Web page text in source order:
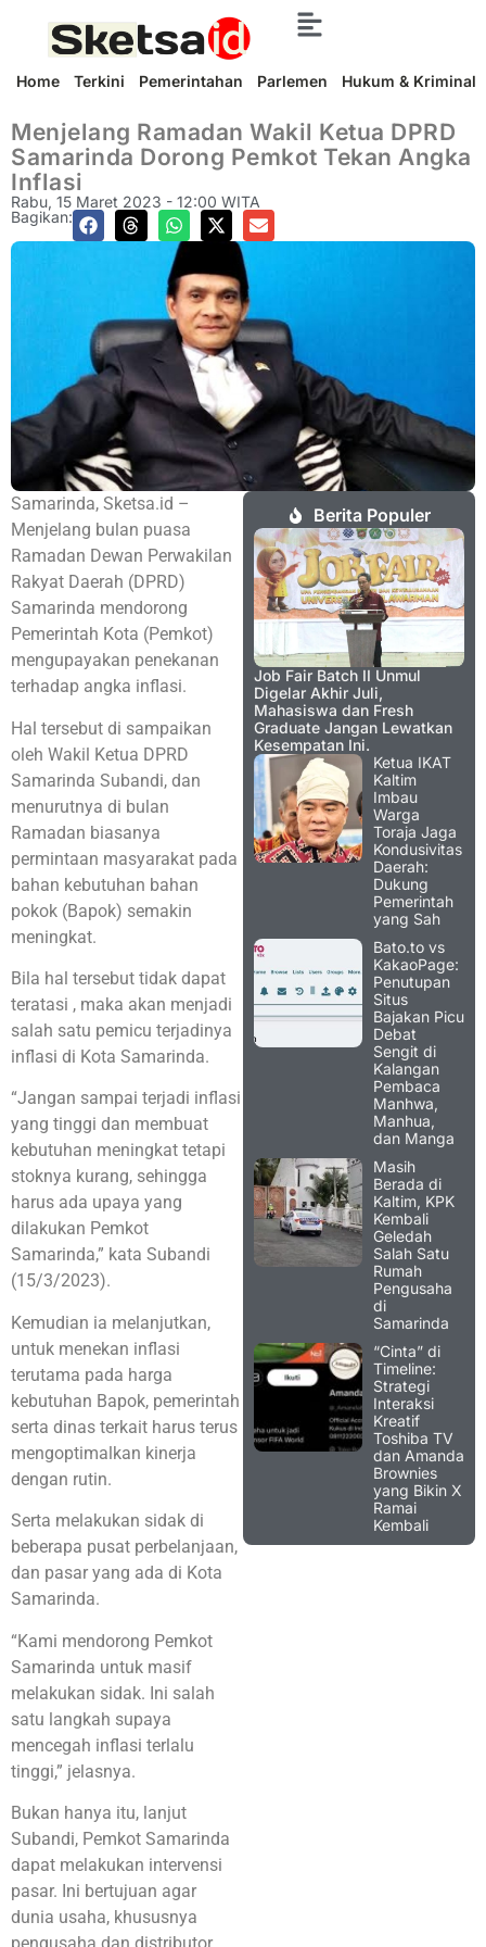
Home Terkini Pemerintahan Parlemen Hukum & Kriminal
Menjelang Ramadan Wakil Ketua DPRD
Samarinda Dorong Pemkot Tekan Angka
Inflasi
Rabu, 15 Maret 2023 - 12:00 WITA
Bagikan:
Samarinda, Sketsa.id –
Menjelang bulan puasa
Ramadan Dewan Perwakilan
Rakyat Daerah (DPRD)
Samarinda mendorong
Pemerintah Kota (Pemkot)
mengupayakan penekanan
terhadap angka inflasi.
Hal tersebut di sampaikan
oleh Wakil Ketua DPRD
Samarinda Subandi, dan
menurutnya di bulan
Ramadan biasanya
permintaan masyarakat pada
bahan kebutuhan bahan
pokok (Bapok) semakin
meningkat.
Bila hal tersebut tidak dapat
teratasi , maka akan menjadi
salah satu pemicu terjadinya
inflasi di Kota Samarinda.
“Jangan sampai terjadi inflasi
yang tinggi dan membuat
kebutuhan meningkat tetapi
stoknya kurang, sehingga
harus ada upaya yang
dilakukan Pemkot
Samarinda,” kata Subandi
(15/3/2023).
Kemudian ia melanjutkan,
untuk menekan inflasi
terutama pada harga
kebutuhan Bapok, pemerintah
serta dinas terkait harus terus
mengoptimalkan kinerja
dengan rutin.
Serta melakukan sidak di
beberapa pusat perbelanjaan,
dan pasar yang ada di Kota
Samarinda.
“Kami mendorong Pemkot
Samarinda untuk masif
melakukan sidak. Ini salah
satu langkah supaya
mencegah inflasi terlalu
tinggi,” jelasnya.
Bukan hanya itu, lanjut
Subandi, Pemkot Samarinda
dapat melakukan intervensi
pasar. Ini bertujuan agar
dunia usaha, khususnya
Berita Populer
Job Fair Batch II Unmul
Digelar Akhir Juli,
Mahasiswa dan Fresh
Graduate Jangan Lewatkan
Kesempatan Ini.
Ketua IKAT
Kaltim
Imbau
Warga
Toraja Jaga
Kondusivitas
Daerah:
Dukung
Pemerintah
yang Sah
Bato.to vs
KakaoPage:
Penutupan
Situs
Bajakan Picu
Debat
Sengit di
Kalangan
Pembaca
Manhwa,
Manhua,
dan Manga
Masih
Berada di
Kaltim, KPK
Kembali
Geledah
Salah Satu
Rumah
Pengusaha
di
Samarinda
“Cinta” di
Timeline:
Strategi
Interaksi
Kreatif
Toshiba TV
dan Amanda
Brownies
yang Bikin X
Ramai
Kembali